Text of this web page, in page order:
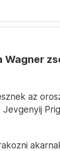
Wagner
az